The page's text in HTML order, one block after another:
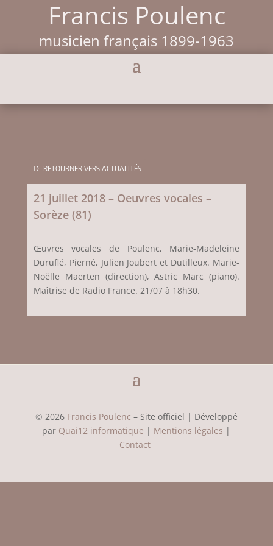
Francis Poulenc
musicien français 1899-1963
RETOURNER VERS ACTUALITÉS
21 juillet 2018 – Oeuvres vocales –
Sorèze (81)
Œuvres vocales de Poulenc, Marie-Madeleine
Duruflé, Pierné, Julien Joubert et Dutilleux. Marie-
Noëlle Maerten (direction), Astric Marc (piano).
Maîtrise de Radio France. 21/07 à 18h30.
© 2026 Francis Poulenc – Site officiel | Développé
par Quai12 informatique | Mentions légales |
Contact